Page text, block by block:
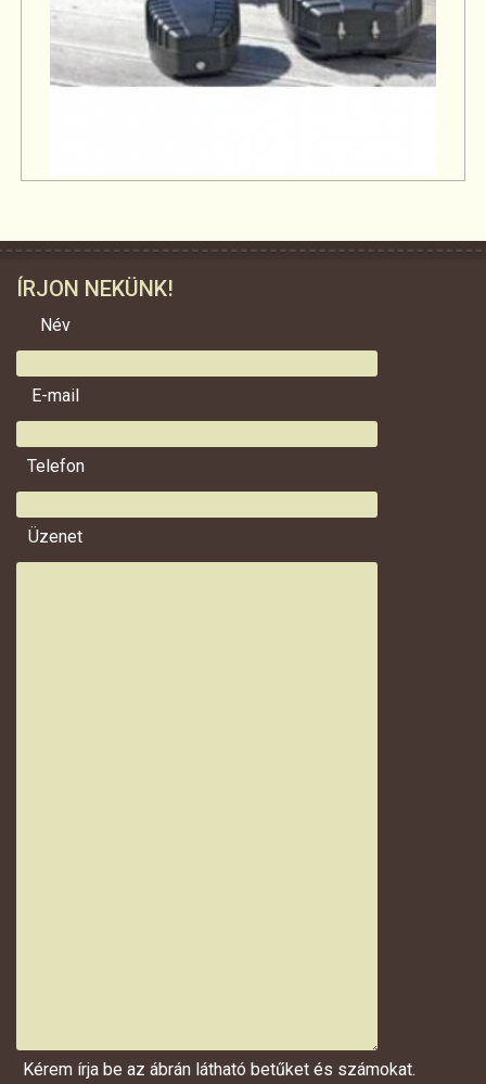
ÍRJON NEKÜNK!
Név
E-mail
Telefon
Üzenet
Kérem írja be az ábrán látható betűket és számokat.